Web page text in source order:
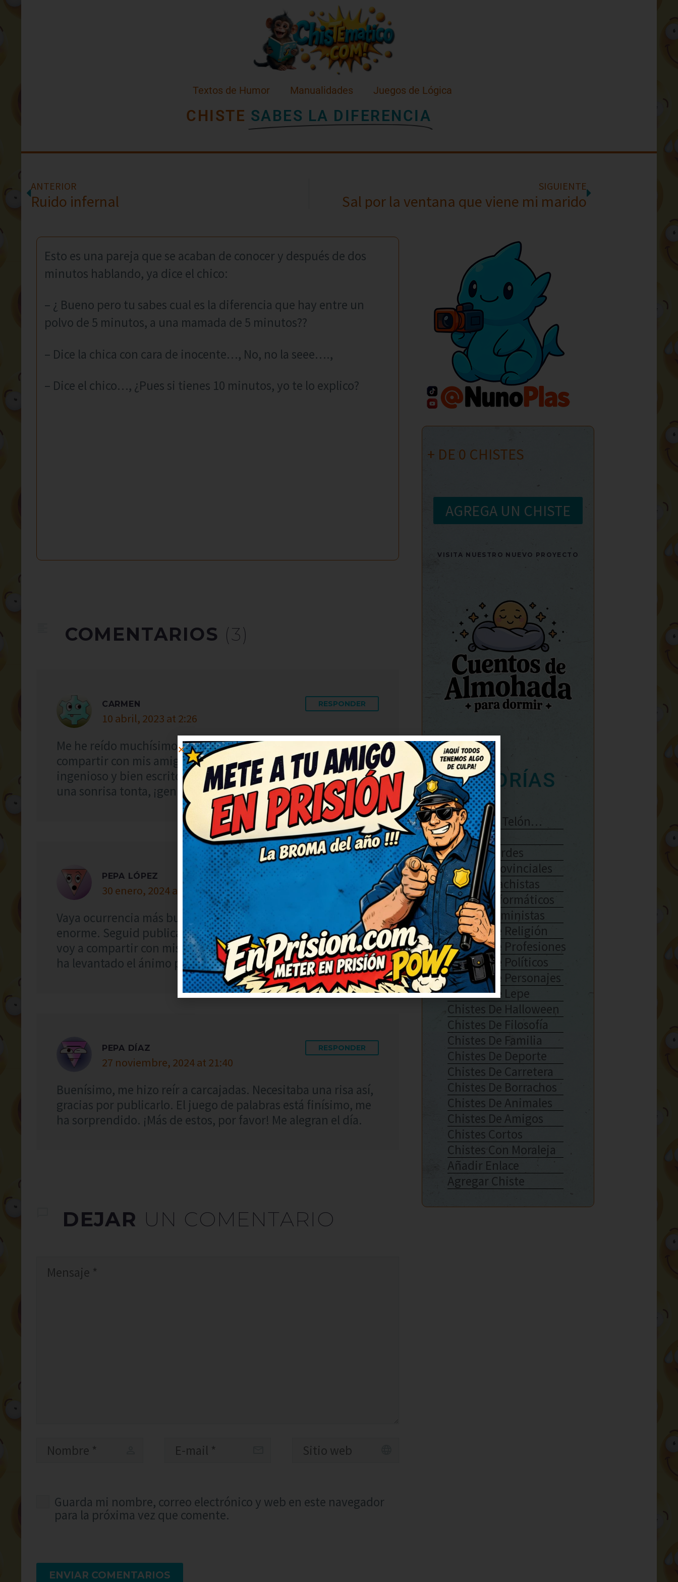
Textos de Humor Manualidades Juegos de Lógica
CHISTE SABES LA DIFERENCIA
ANTERIOR
Ruido infernal
SIGUIENTE
Sal por la ventana que viene mi marido
Esto es una pareja que se acaban de conocer y después de dos
minutos hablando, ya dice el chico:
– ¿ Bueno pero tu sabes cual es la diferencia que hay entre un
polvo de 5 minutos, a una mamada de 5 minutos??
– Dice la chica con cara de inocente…, No, no la seee….,
– Dice el chico…, ¿Pues si tienes 10 minutos, yo te lo explico?
COMENTARIOS (3)
CARMEN
10 abril, 2023 at 2:26
RESPONDER
Me he reído muchísimo con este chiste, de verdad. Lo voy a
compartir con mis amigos para que se rían también. Muy
ingenioso y bien escrito, ¡enhorabuena! Me he quedado con
una sonrisa tonta, ¡genial!
PEPA LÓPEZ
30 enero, 2024 at 3:19
RESPONDER
Vaya ocurrencia más buena, me ha sacado una sonrisa
enorme. Seguid publicando más, que alegran un montón. Lo
voy a compartir con mis amigos para que se rían también. Me
ha levantado el ánimo por completo, gracias.
PEPA DÍAZ
27 noviembre, 2024 at 21:40
RESPONDER
Buenísimo, me hizo reír a carcajadas. Necesitaba una risa así,
gracias por publicarlo. El juego de palabras está finísimo, me
ha sorprendido. ¡Más de estos, por favor! Me alegran el día.
DEJAR UN COMENTARIO
Guarda mi nombre, correo electrónico y web en este navegador
para la próxima vez que comente.
ENVIAR COMENTARIOS
+ DE 0 CHISTES
AGREGA UN CHISTE
VISITA NUESTRO NUEVO PROYECTO
CATEGORÍAS
Se Abre El Telón…
Enlaces
Chistes Verdes
Chistes Provinciales
Chistes Machistas
Chistes Informáticos
Chistes Feministas
Chistes De Religión
Chistes De Profesiones
Chistes De Políticos
Chistes De Personajes
Chistes De Lepe
Chistes De Halloween
Chistes De Filosofía
Chistes De Familia
Chistes De Deporte
Chistes De Carretera
Chistes De Borrachos
Chistes De Animales
Chistes De Amigos
Chistes Cortos
Chistes Con Moraleja
Añadir Enlace
Agregar Chiste